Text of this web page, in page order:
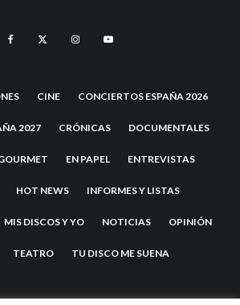
CINE CONCIERTOS ESPAÑA 2026
2027 CRÓNICAS DOCUMENTALES
EN PAPEL ENTREVISTAS
HOT NEWS INFORMES Y LISTAS
MIS DISCOS Y YO NOTICIAS OPINIÓN
TEATRO TU DISCO ME SUENA